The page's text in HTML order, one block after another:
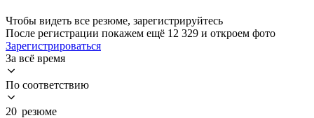
Чтобы видеть все резюме, зарегистрируйтесь
После регистрации покажем ещё 12 329 и откроем фото
Зарегистрироваться
За всё время
По соответствию
20 резюме